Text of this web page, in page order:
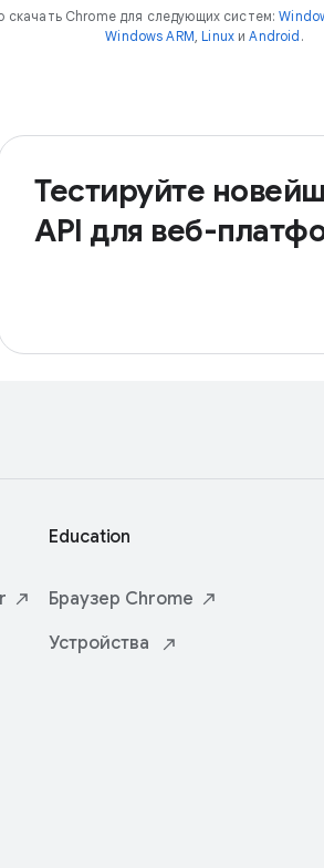
скачать Chrome для следующих систем:
Windows ARM, Linux иAndroid .
Тестируйте
API для веб-
Education
Браузер Chrome
Устройства